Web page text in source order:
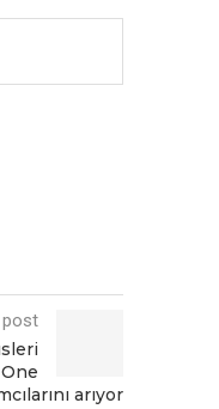
arıyor